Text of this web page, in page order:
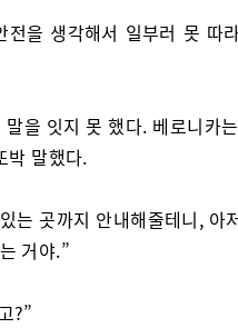
을 생각해서 일부러 못 따
을 잇지 못 했다. 베로니카
박 말했다.
는 곳까지 안내해줄테니, 아
거야.”
?”